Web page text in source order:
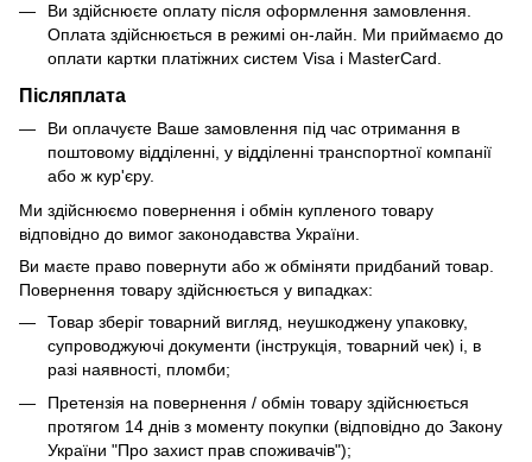
Ви здійснюєте оплату після оформлення замовлення.
Оплата здійснюється в режимі он-лайн. Ми приймаємо до
оплати картки платіжних систем Visa і MasterCard.
Післяплата
Ви оплачуєте Ваше замовлення під час отримання в
поштовому відділенні, у відділенні транспортної компанії
або ж кур'єру.
Ми здійснюємо повернення і обмін купленого товару
відповідно до вимог законодавства України.
Ви маєте право повернути або ж обміняти придбаний товар.
Повернення товару здійснюється у випадках:
Товар зберіг товарний вигляд, неушкоджену упаковку,
супроводжуючі документи (інструкція, товарний чек) і, в
разі наявності, пломби;
Претензія на повернення / обмін товару здійснюється
протягом 14 днів з моменту покупки (відповідно до Закону
України "Про захист прав споживачів");